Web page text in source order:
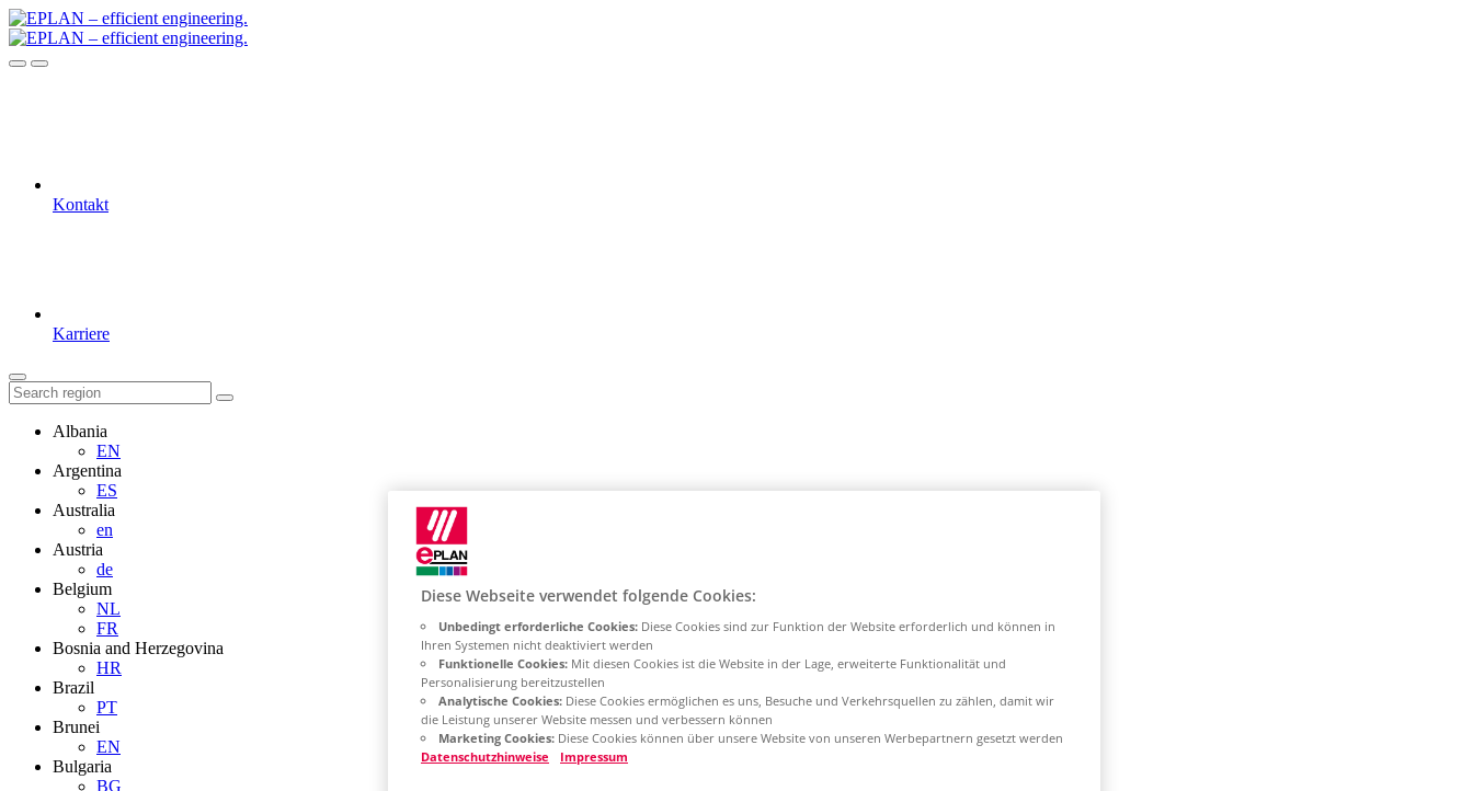
Kontakt
Karriere
Albania
EN
Argentina
ES
Australia
en
Austria
de
Belgium
NL
FR
Bosnia and Herzegovina
HR
Brazil
PT
Brunei
EN
Bulgaria
BG
Diese Webseite verwendet folgende Cookies:
Unbedingt erforderliche Cookies: Diese Cookies sind zur Funktion der Website erforderlich und können in
Ihren Systemen nicht deaktiviert werden
Funktionelle Cookies: Mit diesen Cookies ist die Website in der Lage, erweiterte Funktionalität und
Personalisierung bereitzustellen
Analytische Cookies: Diese Cookies ermöglichen es uns, Besuche und Verkehrsquellen zu zählen, damit wir
die Leistung unserer Website messen und verbessern können
Marketing Cookies: Diese Cookies können über unsere Website von unseren Werbepartnern gesetzt werden
Datenschutzhinweise
Impressum